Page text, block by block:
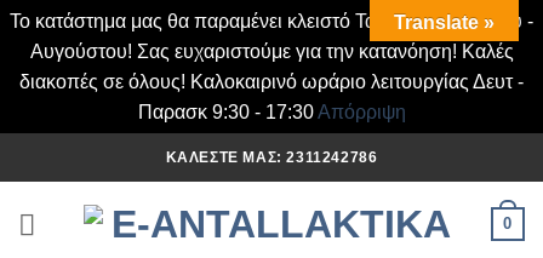
Το κατάστημα μας θα παραμένει κλειστό Τα Σάββατα Ιουλίου -
Αυγούστου! Σας ευχαριστούμε για την κατανόηση! Καλές
διακοπές σε όλους! Καλοκαιρινό ωράριο λειτουργίας Δευτ -
Παρασκ 9:30 - 17:30Απόρριψη
στο
περιεχόμενο
ΚΑΛΈΣΤΕ ΜΑΣ: 2311242786
0
Translate »